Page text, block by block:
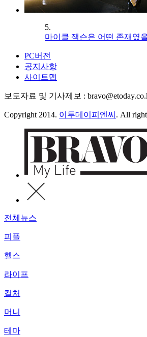
5.
마이클 잭슨은 어떤 존재였
PC버전
공지사항
사이트맵
보도자료 및 기사제보 :
Copyright 2014. 이투데이피엔씨 . All
전체뉴스
피플
헬스
라이프
컬처
머니
테마